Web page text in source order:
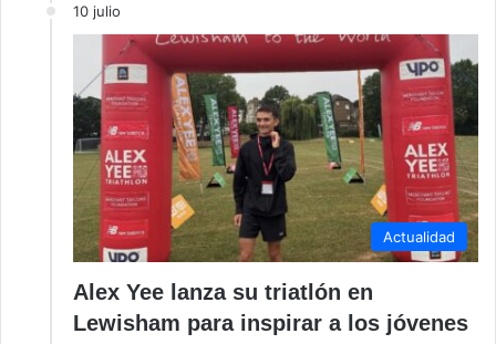
10 julio
Actualidad
Alex Yee lanza su triatlón en
Lewisham para inspirar a los jóvenes